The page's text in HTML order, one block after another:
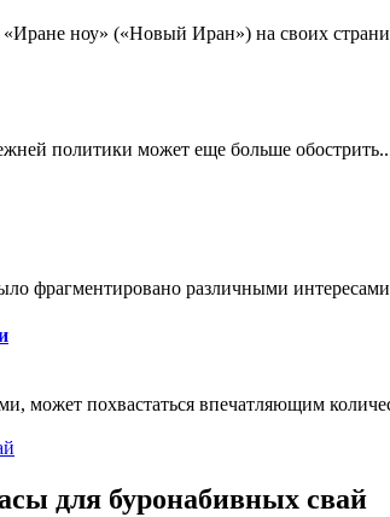
«Иране ноу» («Новый Иран») на своих
политики может еще больше
фрагментировано различными
может похвастаться впечатляющим
для буронабивных свай